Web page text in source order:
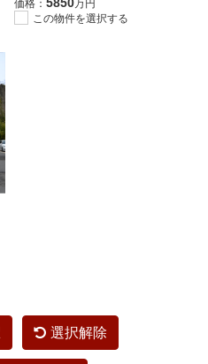
価格：
万円
この物件を選択する
選択解除